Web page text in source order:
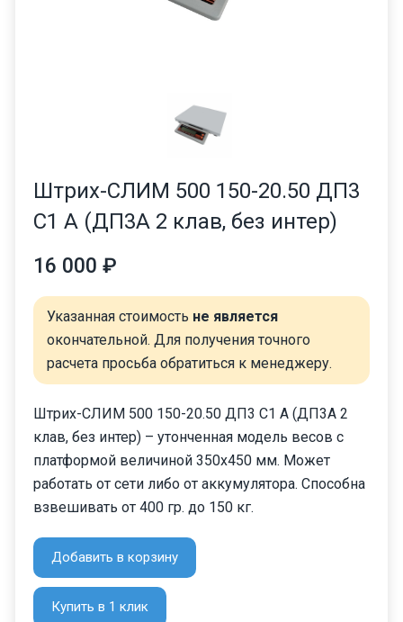
Штрих-СЛИМ 500 150-20.50 ДП3
С1 А (ДП3А 2 клав, без интер)
16 000 ₽
Указанная стоимость не является
окончательной. Для получения точного
расчета просьба обратиться к менеджеру.
Штрих-СЛИМ 500 150-20.50 ДП3 С1 А (ДП3А 2
клав, без интер) – утонченная модель весов с
платформой величиной 350х450 мм. Может
работать от сети либо от аккумулятора. Способна
взвешивать от 400 гр. до 150 кг.
Добавить в корзину
Купить в 1 клик